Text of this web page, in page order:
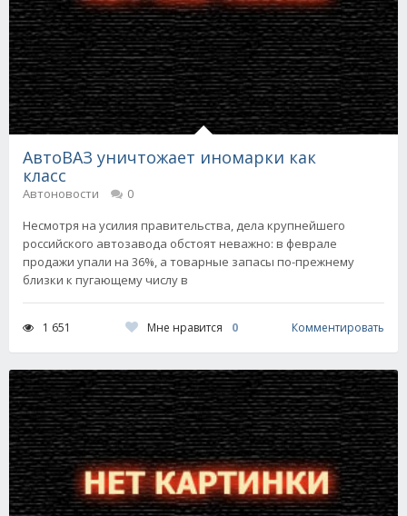
АвтоВАЗ уничтожает иномарки как
класс
Автоновости
0
Несмотря на усилия правительства, дела крупнейшего
российского автозавода обстоят неважно: в феврале
продажи упали на 36%, а товарные запасы по-прежнему
близки к пугающему числу в
1 651 Мне нравится 0 Комментировать